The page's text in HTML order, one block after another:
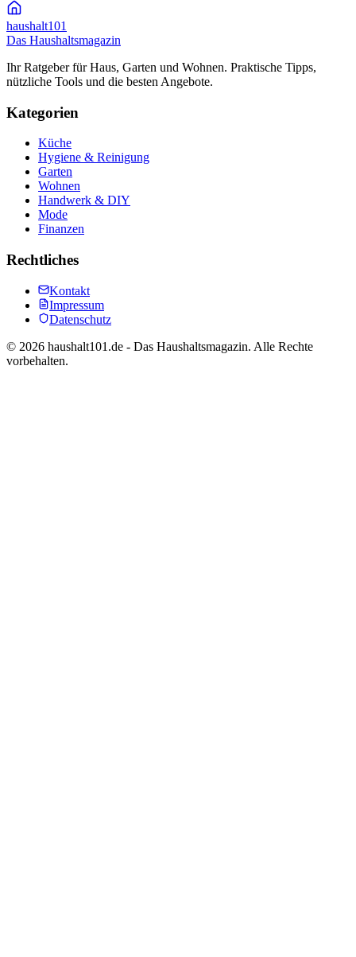
haushalt101
Das Haushaltsmagazin
Ihr Ratgeber für Haus, Garten und Wohnen. Praktische Tipps,
nützliche Tools und die besten Angebote.
Kategorien
Küche
Hygiene & Reinigung
Garten
Wohnen
Handwerk & DIY
Mode
Finanzen
Rechtliches
Kontakt
Impressum
Datenschutz
© 2026 haushalt101.de - Das Haushaltsmagazin. Alle Rechte
vorbehalten.